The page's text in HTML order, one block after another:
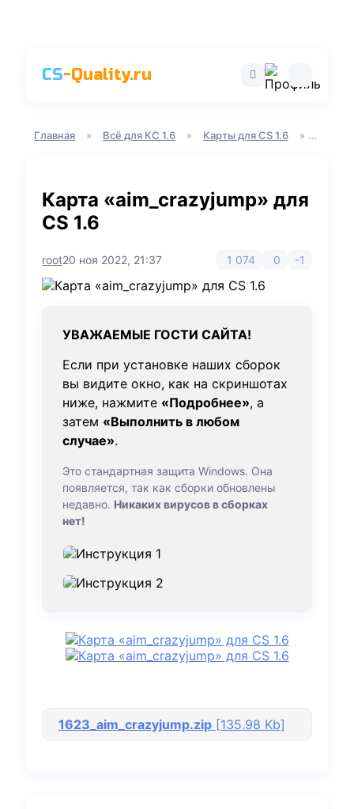
CS-Quality.ru
Главная » Всё для КС 1.6 » Карты для CS 1.6 »
Карта «aim_crazyjump» для
CS 1.6
root20 ноя 2022, 21:37 1 074 0 -1
УВАЖАЕМЫЕ ГОСТИ САЙТА!
Если при установке наших сборок
вы видите окно, как на скриншотах
ниже, нажмите «Подробнее», а
затем «Выполнить в любом
случае».
Это стандартная защита Windows. Она
появляется, так как сборки обновлены
недавно. Никаких вирусов в сборках
нет!
1623_aim_crazyjump.zip [135.98 Kb]